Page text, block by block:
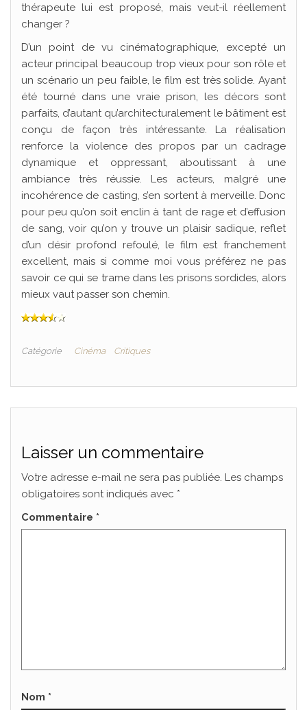
thérapeute lui est proposé, mais veut-il réellement
changer ?
D’un point de vu cinématographique, excepté un
acteur principal beaucoup trop vieux pour son rôle et
un scénario un peu faible, le film est très solide. Ayant
été tourné dans une vraie prison, les décors sont
parfaits, d’autant qu’architecturalement le bâtiment est
conçu de façon très intéressante. La réalisation
renforce la violence des propos par un cadrage
dynamique et oppressant, aboutissant à une
ambiance très réussie. Les acteurs, malgré une
incohérence de casting, s’en sortent à merveille. Donc
pour peu qu’on soit enclin à tant de rage et d’effusion
de sang, voir qu’on y trouve un plaisir sadique, reflet
d’un désir profond refoulé, le film est franchement
excellent, mais si comme moi vous préférez ne pas
savoir ce qui se trame dans les prisons sordides, alors
mieux vaut passer son chemin.
Catégorie Cinéma Critiques
Laisser un commentaire
Votre adresse e-mail ne sera pas publiée. Les champs
obligatoires sont indiqués avec *
Commentaire *
Nom *